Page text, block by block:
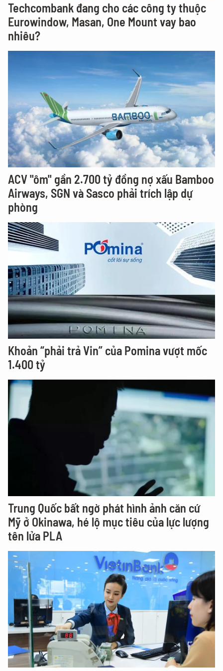
Techcombank đang cho các công ty thuộc
Eurowindow, Masan, One Mount vay bao
nhiêu?
ACV "ôm" gần 2.700 tỷ đồng nợ xấu Bamboo
Airways, SGN và Sasco phải trích lập dự
phòng
Khoản “phải trả Vin” của Pomina vượt mốc
1.400 tỷ
Trung Quốc bất ngờ phát hình ảnh căn cứ
Mỹ ở Okinawa, hé lộ mục tiêu của lực lượng
tên lửa PLA